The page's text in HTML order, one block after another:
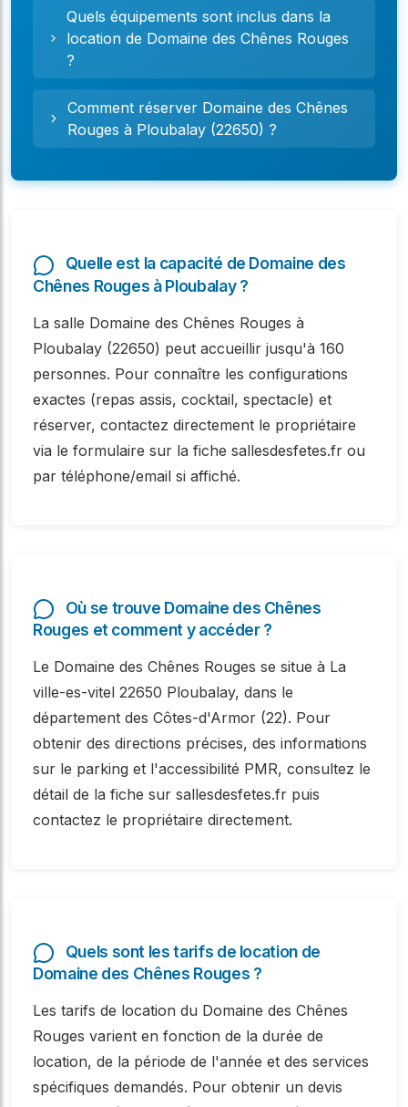
Quels équipements sont inclus dans la
location de Domaine des Chênes Rouges
?
Comment réserver Domaine des Chênes
Rouges à Ploubalay (22650) ?
Quelle est la capacité de Domaine des
Chênes Rouges à Ploubalay ?
La salle Domaine des Chênes Rouges à
Ploubalay (22650) peut accueillir jusqu'à 160
personnes. Pour connaître les configurations
exactes (repas assis, cocktail, spectacle) et
réserver, contactez directement le propriétaire
via le formulaire sur la fiche sallesdesfetes.fr ou
par téléphone/email si affiché.
Où se trouve Domaine des Chênes
Rouges et comment y accéder ?
Le Domaine des Chênes Rouges se situe à La
ville-es-vitel 22650 Ploubalay, dans le
département des Côtes-d'Armor (22). Pour
obtenir des directions précises, des informations
sur le parking et l'accessibilité PMR, consultez le
détail de la fiche sur sallesdesfetes.fr puis
contactez le propriétaire directement.
Quels sont les tarifs de location de
Domaine des Chênes Rouges ?
Les tarifs de location du Domaine des Chênes
Rouges varient en fonction de la durée de
location, de la période de l'année et des services
spécifiques demandés. Pour obtenir un devis